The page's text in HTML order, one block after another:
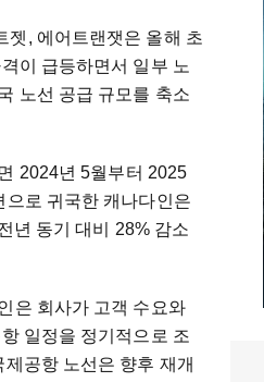
젯, 에어트랜잿은 올해 초
이 급등하면서 일부 노
노선 공급 규모를 축소
2024년 5월부터 2025
으로 귀국한 캐나다인은
년 동기 대비 28% 감소
은 회사가 고객 수요와
일정을 정기적으로 조
공항 노선은 향후 재개